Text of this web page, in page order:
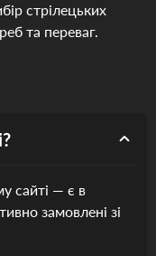
стрілецьких
та переваг.
сайті — є в
замовлені зі